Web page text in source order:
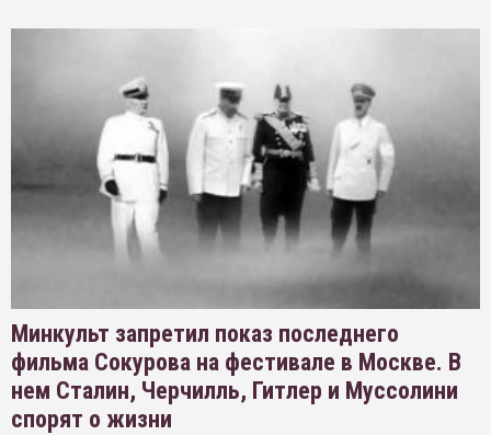
Минкульт запретил показ последнего
фильма Сокурова на фестивале в Москве. В
нем Сталин, Черчилль, Гитлер и Муссолини
спорят о жизни